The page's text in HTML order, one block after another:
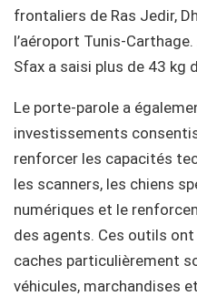
frontaliers de Ras Jedir,
l’aéroport Tunis-
Sfax a saisi plus de 43 kg
Le porte-parole a
investissements
renforcer les capacités
les scanners, les chiens
numériques et le
des agents. Ces outils
caches particulièrement
véhicules, marchandises